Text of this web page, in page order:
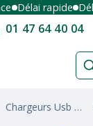
Délai rapide Délai
01 47 64 40 04
Chargeurs Usb Solaires Et Induction